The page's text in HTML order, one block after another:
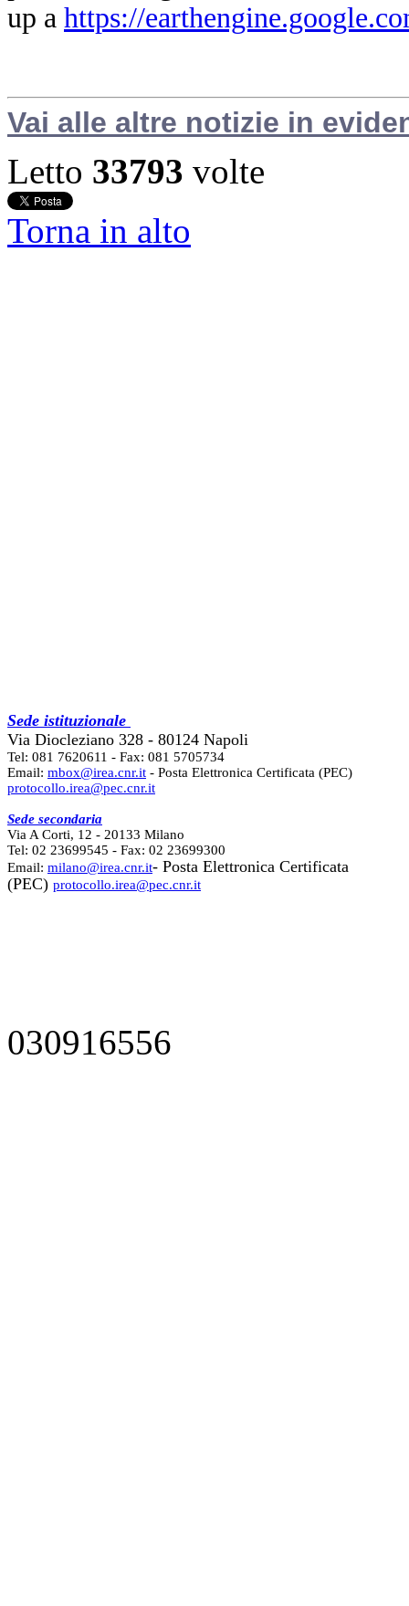
up a https://
Vai alle altre notizie in
Letto 33793 volte
Torna in alto
Sede istituzionale
Via Diocleziano 328 - 80124 Napoli
Tel: 081 7620611 - Fax: 081 5705734
Email: mbox@irea.cnr.it - Posta Elettronica Certificata (PEC)
protocollo.irea@pec.cnr.it
Sede secondaria
Via A Corti, 12 - 20133 Milano
Tel: 02 23699545 - Fax: 02 23699300
Email: milano@irea.cnr.it- Posta Elettronica Certificata
(PEC) protocollo.irea@pec.cnr.it
030916556